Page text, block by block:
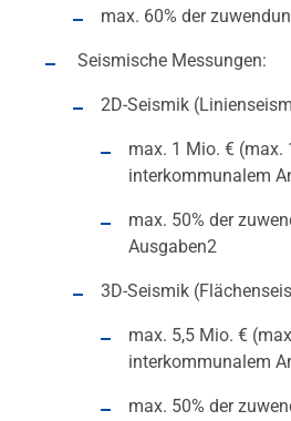
max. 60% der
Seismische Messungen:
2D-Seismik
max. 1 Mio. € (max.
interkommunalem
max. 50% der
Ausgaben2
3D-Seismik
max. 5,5 Mio. €
interkommunalem
max. 50% der